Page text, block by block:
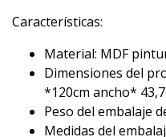
Características:
Material: MDF
Dimensiones del
*120cm ancho*
Peso del embalaje
Medidas del